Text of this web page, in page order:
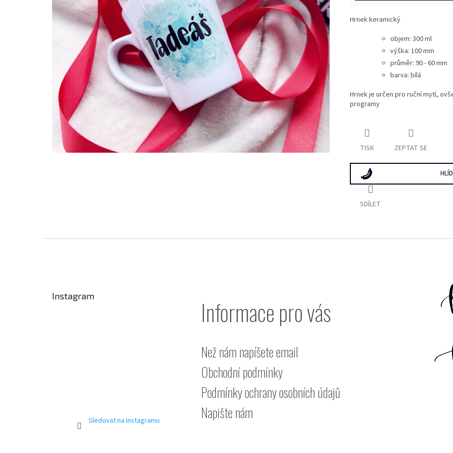
Hrnek keramický
objem: 300 ml
výška: 100 mm
průměr: 90 - 60 mm
barva: bílá
Hrnek je určen pro ruční mytí,
programy
TISK ZEPTAT SE
SDÍLET
Instagram
Sledovat na Instagramu
Informace pro vás
Než nám napíšete email
Obchodní podmínky
Podmínky ochrany osobních údajů
Napište nám